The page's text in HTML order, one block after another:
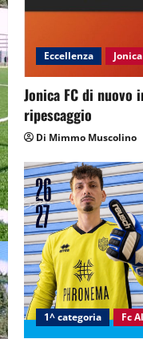
Eccellenza
Jonica FC di nuovo
ripescaggio
Di Mimmo Muscolino
1^ categoria Fc